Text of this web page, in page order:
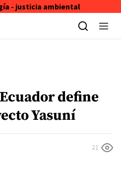
- justicia ambiental
define
Yasuní
21